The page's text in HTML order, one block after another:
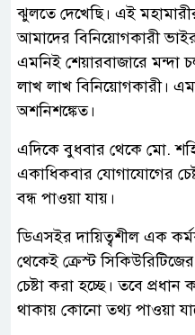
ঝুলতে দেখেছি। এই
আমাদের বিনিয়োগকারী
এমনিই শেয়ারবাজারে মন্দা
লাখ লাখ বিনিয়োগকারী।
অশনিশঙ্কেত।
এদিকে বুধবার থেকে মো.
একাধিকবার যোগাযোগের
বন্ধ পাওয়া যায়।
ডিএসইর দায়িত্বশীল এক
থেকেই ক্রেস্ট
চেষ্টা করা হচ্ছে। তবে প্রধান
থাকায় কোনো তথ্য পাওয়া